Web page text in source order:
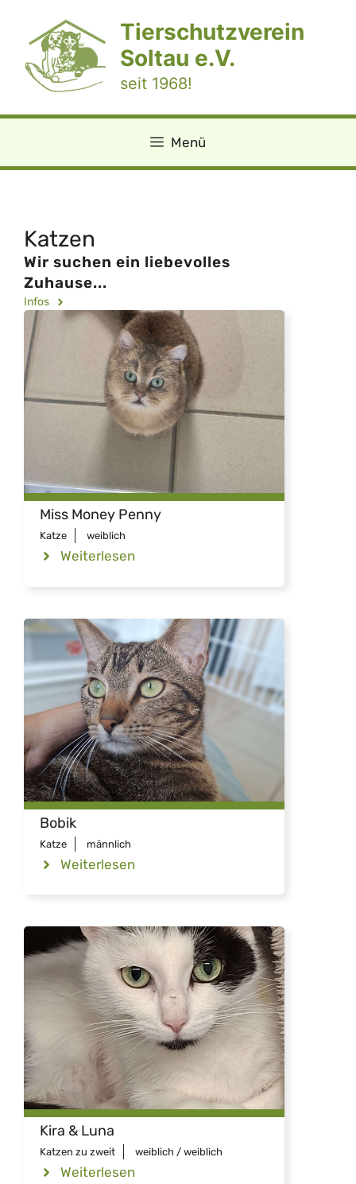
springen
Tierschutzverein
Soltau e.V.
seit 1968!
Menü
Katzen
Wir suchen ein liebevolles
Zuhause...
Infos
Miss Money Penny
Katze weiblich
Weiterlesen
Bobik
Katze männlich
Weiterlesen
Kira & Luna
Katzen zu zweit weiblich / weiblich
Weiterlesen